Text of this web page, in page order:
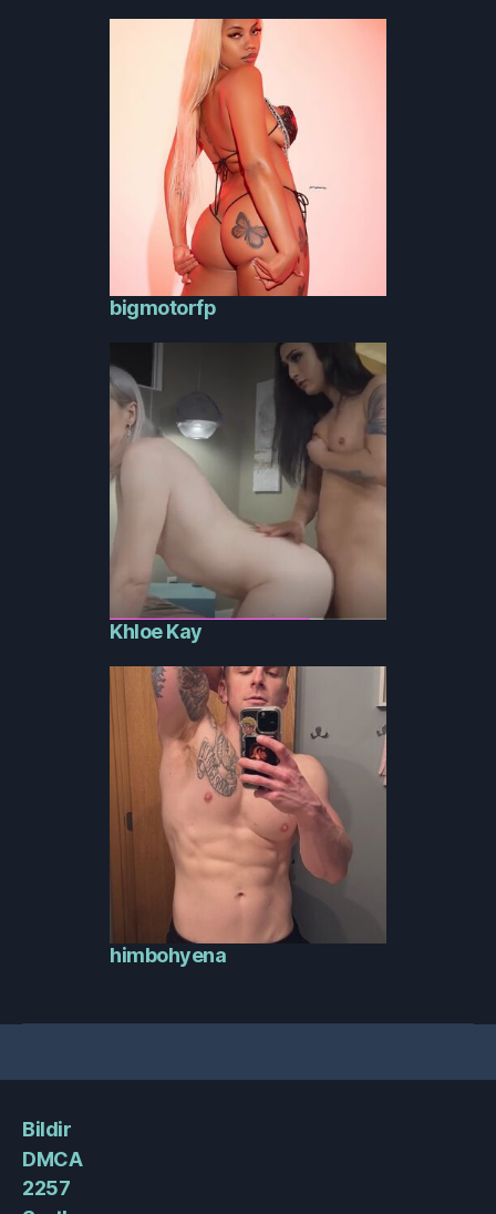
bigmotorfp
Khloe Kay
himbohyena
Bildir
DMCA
2257